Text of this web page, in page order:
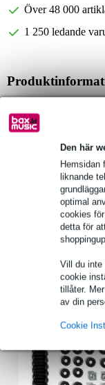
Den här
Hemsidan
liknande
optimal
cookies
detta för
Vill du inte
cookie
tillåter.
av din
Cookie
Över 48 000
1 250 ledande
typ: kulhörn
material: stål
Fullständiga
Tillbehör (7)